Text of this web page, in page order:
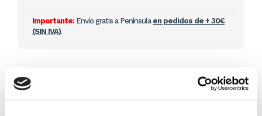
Importante:Envío gratis a Península en pedidos de + 30€
(SIN IVA).
Otros títulos del autor